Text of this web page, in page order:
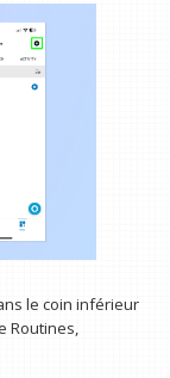
le coin inférieur
Routines,